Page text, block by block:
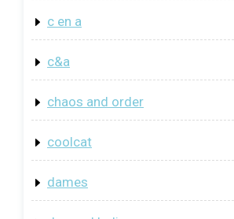
c en a
c&a
chaos and order
coolcat
dames